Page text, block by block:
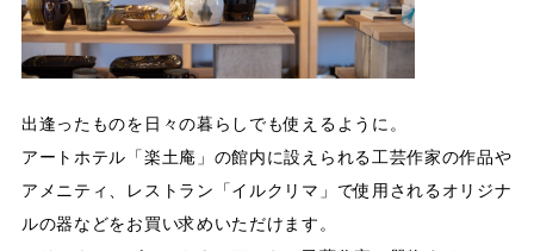
出逢ったものを日々の暮らしでも使えるように。
アートホテル「楽土庵」の館内に設えられる工芸作家の作品や
アメニティ、レストラン「イルクリマ」で使用されるオリジナ
ルの器などをお買い求めいただけます。